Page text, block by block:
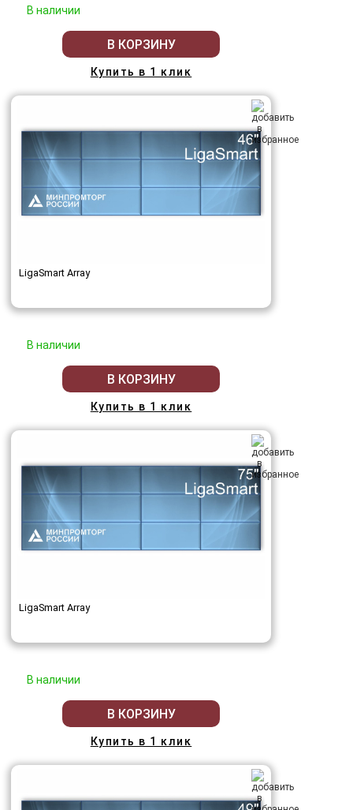
В наличии
В КОРЗИНУ
Купить в 1 клик
LigaSmart Array
В наличии
В КОРЗИНУ
Купить в 1 клик
LigaSmart Array
В наличии
В КОРЗИНУ
Купить в 1 клик